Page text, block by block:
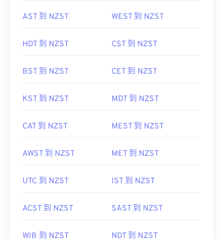
AST 到 NZST WEST 到 NZST
HDT 到 NZST CST 到 NZST
BST 到 NZST CET 到 NZST
KST 到 NZST MDT 到 NZST
CAT 到 NZST MEST 到 NZST
AWST 到 NZST MET 到 NZST
UTC 到 NZST IST 到 NZST
ACST 到 NZST SAST 到 NZST
WIB 到 NZST NDT 到 NZST